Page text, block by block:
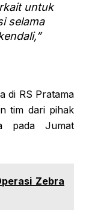
untuk
selama
di RS Pratama
tim dari pihak
pada Jumat
Zebra